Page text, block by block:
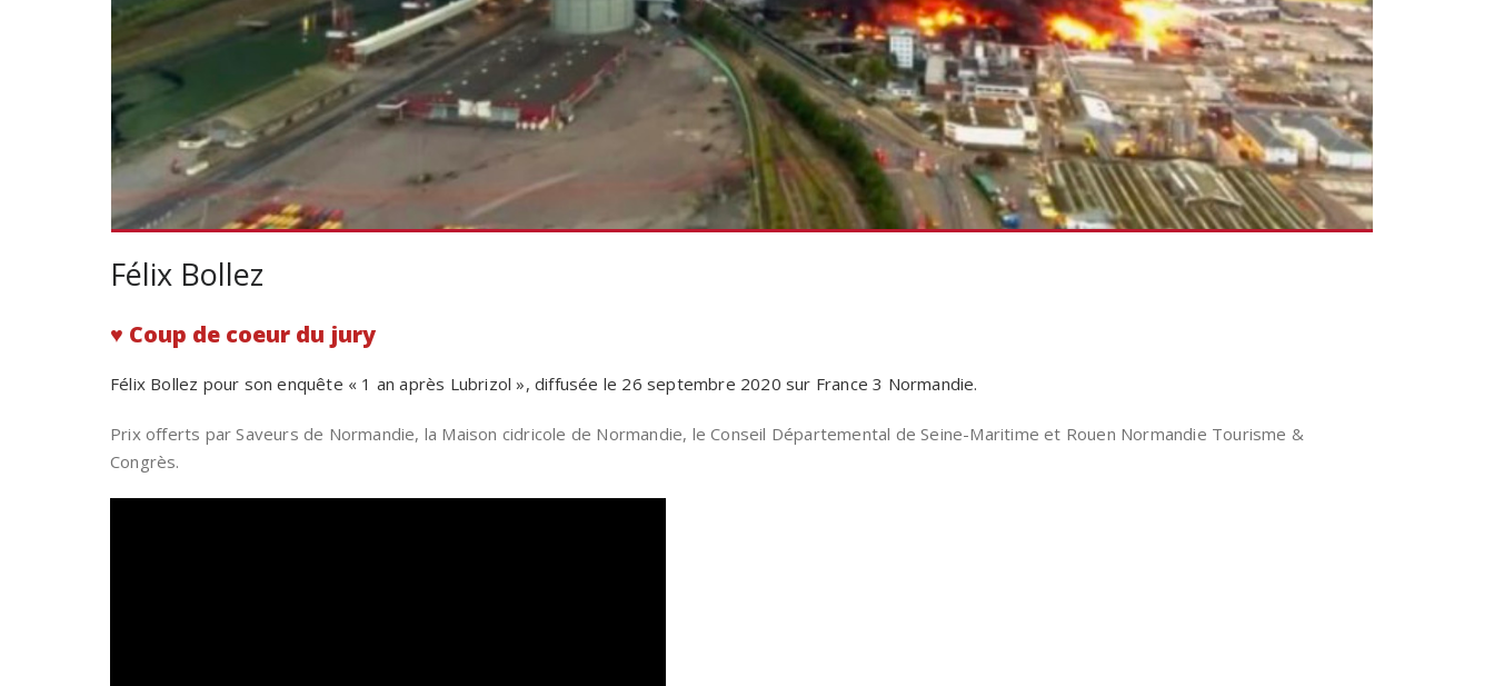
Félix Bollez
♥️ Coup de coeur du jury
Félix Bollez pour son enquête « 1 an après Lubrizol », diffusée le 26 septembre 2020 sur France 3 Normandie.
Prix offerts par Saveurs de Normandie, la Maison cidricole de Normandie, le Conseil Départemental de Seine-Maritime et Rouen Normandie Tourisme &
Congrès.